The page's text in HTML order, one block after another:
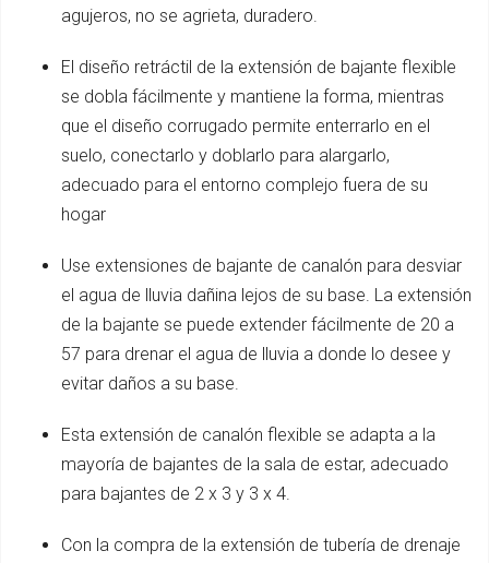
agujeros, no se agrieta, duradero.
El diseño retráctil de la extensión de bajante flexible
se dobla fácilmente y mantiene la forma, mientras
que el diseño corrugado permite enterrarlo en el
suelo, conectarlo y doblarlo para alargarlo,
adecuado para el entorno complejo fuera de su
hogar
Use extensiones de bajante de canalón para desviar
el agua de lluvia dañina lejos de su base. La extensión
de la bajante se puede extender fácilmente de 20 a
57 para drenar el agua de lluvia a donde lo desee y
evitar daños a su base.
Esta extensión de canalón flexible se adapta a la
mayoría de bajantes de la sala de estar, adecuado
para bajantes de 2 x 3 y 3 x 4.
Con la compra de la extensión de tubería de drenaje